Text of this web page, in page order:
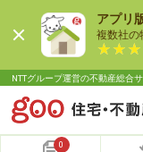
アプリ
複数社の
NTTグループ運営の不動産総合
0